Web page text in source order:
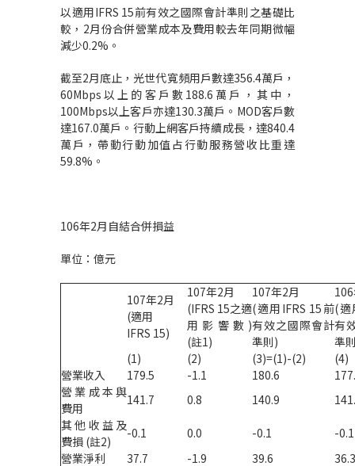
以適用IFRS 15前有效之國際會計準則之基礎比
較，2月份合併營業成本及費用較去年同期微幅
減少0.2%。
截至2月底止，光世代寬頻用戶數達356.4萬戶，
60Mbps以上的客戶數188.6萬戶，其中，
100Mbps以上客戶亦達130.3萬戶。MOD客戶數
達167.0萬戶。行動上網客戶持續成長，達840.4
萬戶，帶動行動加值占行動服務營收比重達
59.8%。
106年2月自結合併損益
單位：億元
107年2月
(適用
IFRS 15)
107年2月
(IFRS 15之適
用影響數)
(註1)
107年2月
(適用IFRS 15前
有效之國際會計
準則)
(適
有
準
(1)
(2) (3)=(1)-(2)
(4)
營業收入
179.5 -1.1 180.6
營業成本與
費用
141.7 0.8 140.9
其他收益及
費損 (註2)
-0.1 0.0 -0.1
-0.1
營業淨利
37.7 -1.9 39.6
36.3